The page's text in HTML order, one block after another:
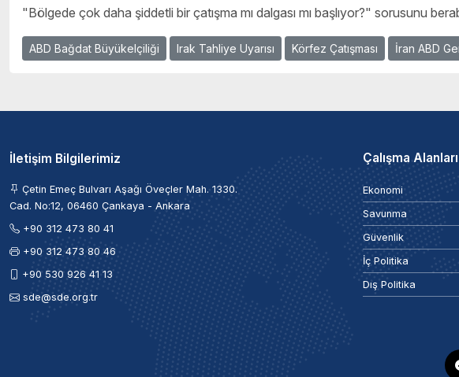
"Bölgede çok daha şiddetli bir çatışma mı dalgası mı başlıyor?" sorusunu
ABD Bağdat Büyükelçiliği Irak Tahliye Uyarısı Körfez Çatışması İran ABD
İletişim Bilgilerimiz
Çetin Emeç Bulvarı Aşağı Öveçler Mah. 1330.
Cad. No:12, 06460 Çankaya - Ankara
+90 312 473 80 41
+90 312 473 80 46
+90 530 926 41 13
sde@sde.org.tr
Çalışma Alanları
Ekonomi
Savunma
Güvenlik
İç Politika
Dış Politika